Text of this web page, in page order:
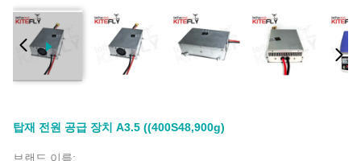
탑재 전원 공급 장치 A3.5 ((400S48,900g)
브랜드 이름: